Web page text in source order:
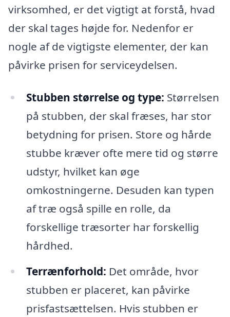
virksomhed, er det vigtigt at forstå, hvad
der skal tages højde for. Nedenfor er
nogle af de vigtigste elementer, der kan
påvirke prisen for serviceydelsen.
Stubben størrelse og type: Størrelsen
på stubben, der skal fræses, har stor
betydning for prisen. Store og hårde
stubbe kræver ofte mere tid og større
udstyr, hvilket kan øge
omkostningerne. Desuden kan typen
af træ også spille en rolle, da
forskellige træsorter har forskellig
hårdhed.
Terrænforhold: Det område, hvor
stubben er placeret, kan påvirke
prisfastsættelsen. Hvis stubben er